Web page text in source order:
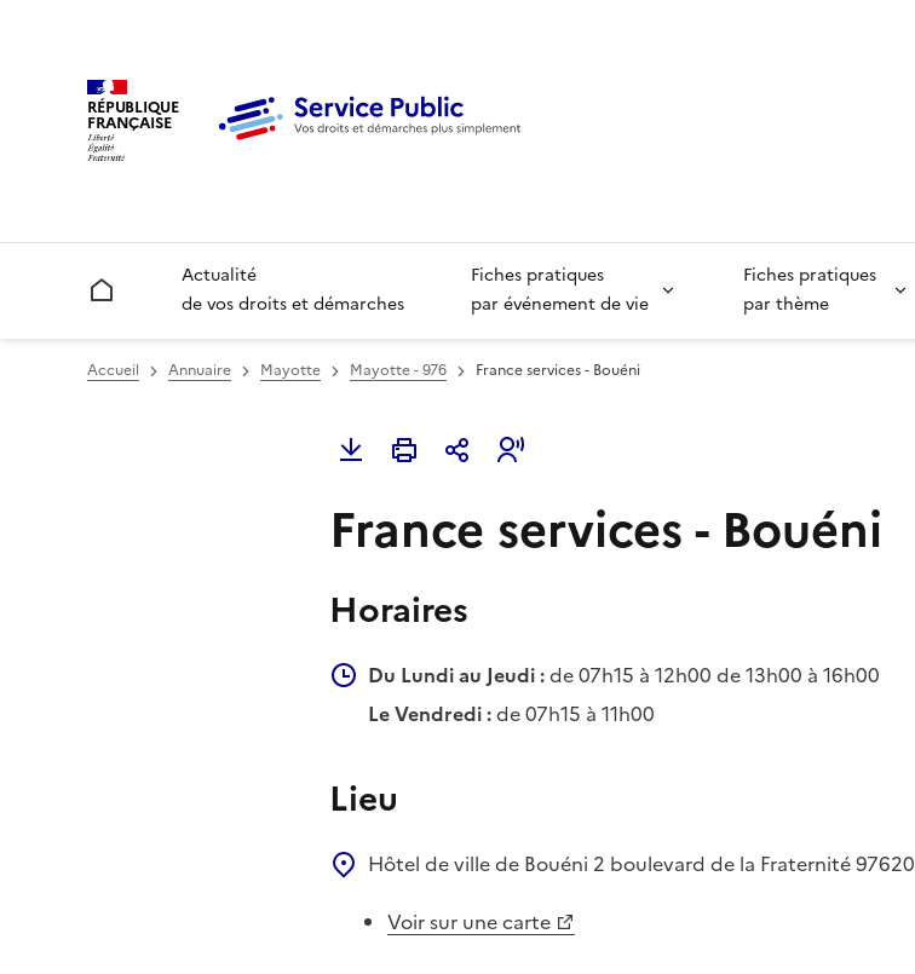
RÉPUBLIQUE
FRANÇAISE
Accueil
Actualité
de vos droits et démarches
Fiches pratiques
par événement de vie
Fiches pratiques
par thème
Accueil Annuaire Mayotte Mayotte - 976 France services - Bouéni
France services - Bouéni
Horaires
Du Lundi au Jeudi :de 07h15 à 12h00 de 13h00 à 16h00
Le Vendredi :de 07h15 à 11h00
Lieu
Hôtel de ville de Bouéni 2 boulevard de la Fraternité97620
Voir sur une carte